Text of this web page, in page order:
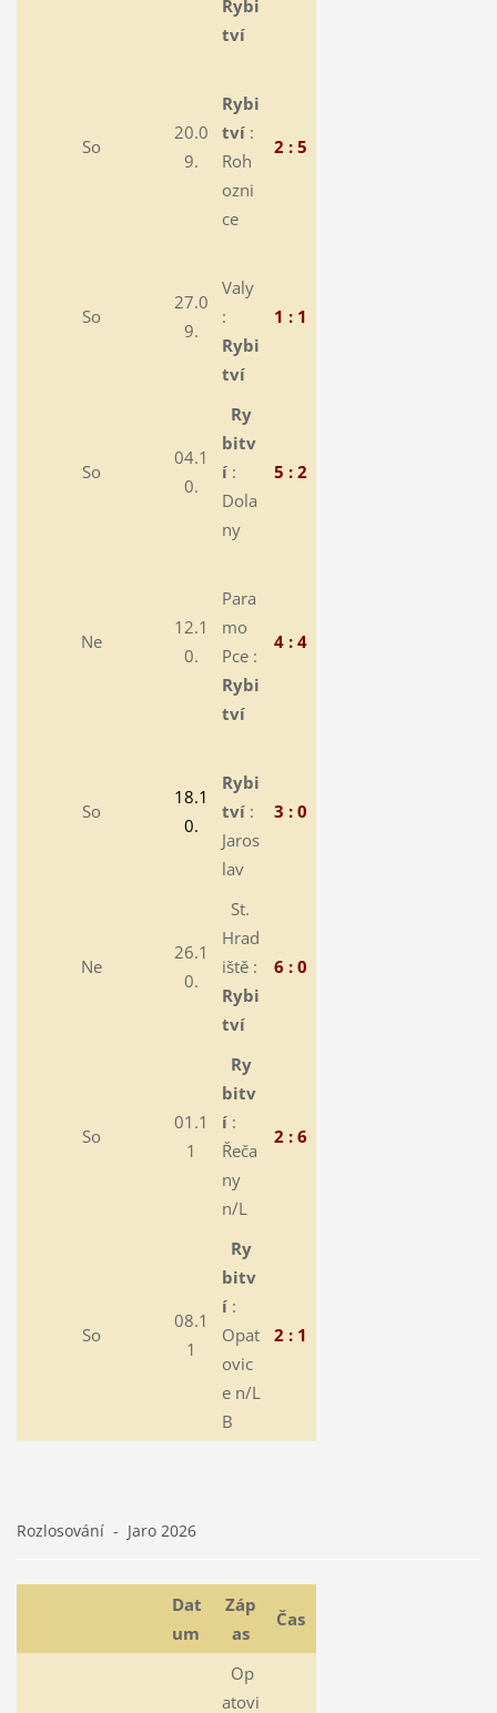
Rybi
tví
So
20.0
9.
Rybi
tví :
Roh
ozni
ce
2 : 5
So
27.0
9.
Valy
:
Rybi
tví
1 : 1
So
04.1
0.
Ry
bitv
í :
Dola
ny
5 : 2
Ne
12.1
0.
Para
mo
Pce :
Rybi
tví
4 : 4
So
18.1
0.
Rybi
tví:
Jaros
lav
3 : 0
Ne
26.1
0.
St.
Hrad
iště :
Rybi
tví
6 : 0
So
01.1
1
Ry
bitv
í:
Řeča
ny
n/L
2 : 6
So
08.1
1
Ry
bitv
í:
Opat
ovic
e n/L
B
2 : 1
Rozlosování - Jaro 2026
Dat
um
Záp
as
Čas
Op
atovi